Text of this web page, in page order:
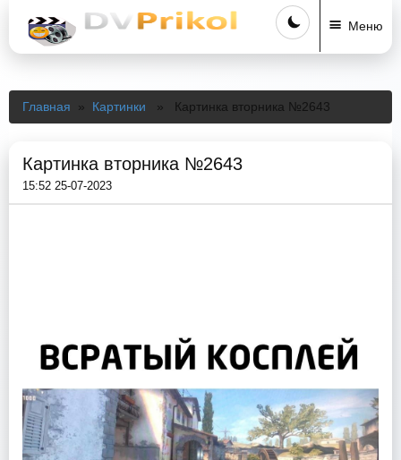
Меню
Главная » Картинки » Картинка вторника №2643
Картинка вторника №2643
15:52 25-07-2023